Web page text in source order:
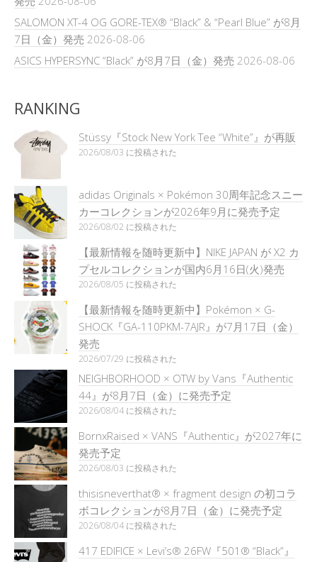
SALOMON XT-4 OG GORE-TEX® “Black” & “Pearl Blue” が8月
7日（金）発売 2026-08-06
ASICS HYPERSYNC “Black” が8月7日（金）発売 2026-08-06
RANKING
Stüssy『Stock New York Tee “White”』が再販
2026/08/03 に投稿された
adidas Originals × Pokémon 30周年記念スニー
カーコレクションが2026年9月に発売予定
2026/08/02 に投稿された
【最新情報を随時更新中】NIKE JAPAN が X2 カ
プセルコレクションが国内6月16日(火)発売
2026/08/05 に投稿された
【最新情報を随時更新中】Pokémon × G-
SHOCK『GA-110PKM-7AJR』が7月17日（金）
発売
2026/07/29 に投稿された
NEIGHBORHOOD × OTW by Vans『Authentic
44』が8月7日（金）に発売予定
2026/08/04 に投稿された
BornxRaised × VANS『Authentic』が2027年に
発売予定
2026/08/03 に投稿された
thisisneverthat® × fragment design の初コラ
ボコレクションが8月7日（金）に発売予定
2026/08/04 に投稿された
417 EDIFICE × Levi’s® 26FW『501®︎ “Black”』